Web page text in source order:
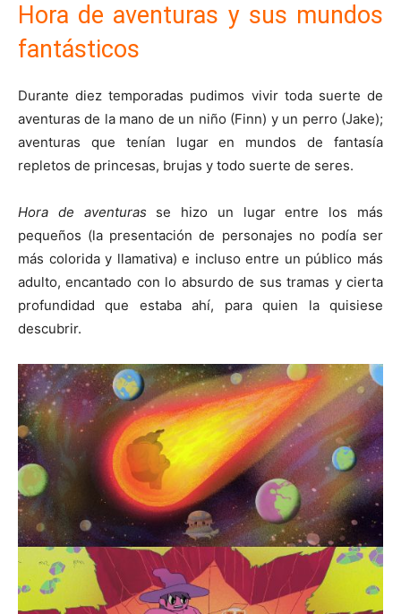
Hora de aventuras y sus mundos
fantásticos
Durante diez temporadas pudimos vivir toda suerte de
aventuras de la mano de un niño (Finn) y un perro (Jake);
aventuras que tenían lugar en mundos de fantasía
repletos de princesas, brujas y todo suerte de seres.
Hora de aventuras se hizo un lugar entre los más
pequeños (la presentación de personajes no podía ser
más colorida y llamativa) e incluso entre un público más
adulto, encantado con lo absurdo de sus tramas y cierta
profundidad que estaba ahí, para quien la quisiese
descubrir.